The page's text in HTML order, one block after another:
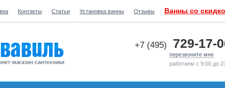
Контакты Статьи Установка ванны Отзывы Ванны со
магазин сантехники
+7 (495) 729-17-
перезвоните мне
работаем с 9:00 до